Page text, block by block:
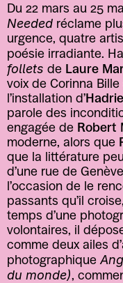
Du 22 mars au 25
Needed réclame
urgence, quatre
poésie irradiante.
follets de Laure
voix de Corinna
l’installation d’
parole des
engagée de Robert
moderne, alors que
que la littérature
d’une rue de
l’occasion de le
passants qu’il
temps d’une
volontaires, il
comme deux ailes
photographique
du monde),